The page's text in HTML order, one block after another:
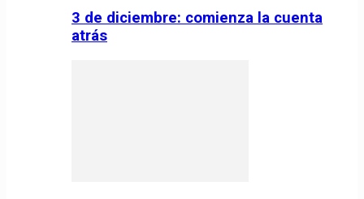
3 de diciembre: comienza la cuenta
atrás